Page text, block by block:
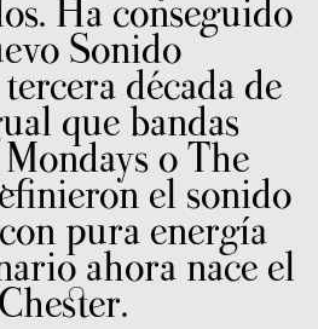
Ha conseguido
Sonido
década de
que bandas
o The
el sonido
pura energía
ahora nace el